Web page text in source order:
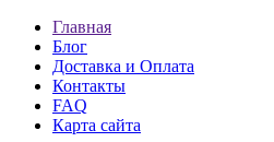
Главная
Блог
Доставка и Оплата
Контакты
FAQ
Карта сайта